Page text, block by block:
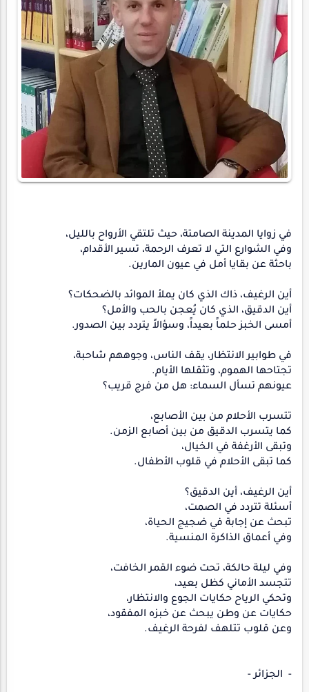
في زوايا المدينة الصامتة، حيث تلتقي الأرواح بالليل،
وفي الشوارع التي لا تعرف الرحمة، تسير الأقدام،
باحثة عن بقايا أمل في عيون المارين.
أين الرغيف، ذاك الذي كان يملأ الموائد بالضحكات؟
أين الدقيق، الذي كان يُعجن بالحب والأمل؟
أمسى الخبز حلماً بعيداً، وسؤالاً يتردد بين الصدور.
في طوابير الانتظار، يقف الناس، وجوههم شاحبة،
تجتاحها الهموم، وتثقلها الأيام.
عيونهم تسأل السماء: هل من فرج قريب؟
تتسرب الأحلام من بين الأصابع،
كما يتسرب الدقيق من بين أصابع الزمن.
وتبقى الأرغفة في الخيال،
كما تبقى الأحلام في قلوب الأطفال.
أين الرغيف، أين الدقيق؟
أسئلة تتردد في الصمت،
تبحث عن إجابة في ضجيج الحياة،
وفي أعماق الذاكرة المنسية.
وفي ليلة حالكة، تحت ضوء القمر الخافت،
تتجسد الأماني كظل بعيد،
وتحكي الرياح حكايات الجوع والانتظار،
حكايات عن وطن يبحث عن خبزه المفقود،
وعن قلوب تتلهف لفرحة الرغيف.
- الجزائر -